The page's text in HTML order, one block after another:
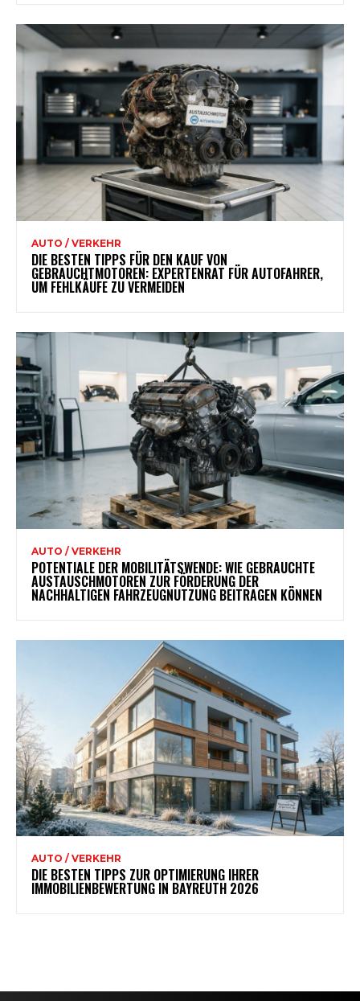
AUTO / VERKEHR
DIE BESTEN TIPPS FÜR DEN KAUF VON
GEBRAUCHTMOTOREN: EXPERTENRAT FÜR AUTOFAHRER,
UM FEHLKÄUFE ZU VERMEIDEN
AUTO / VERKEHR
POTENTIALE DER MOBILITÄTSWENDE: WIE GEBRAUCHTE
AUSTAUSCHMOTOREN ZUR FÖRDERUNG DER
NACHHALTIGEN FAHRZEUGNUTZUNG BEITRAGEN KÖNNEN
AUTO / VERKEHR
DIE BESTEN TIPPS ZUR OPTIMIERUNG IHRER
IMMOBILIENBEWERTUNG IN BAYREUTH 2026